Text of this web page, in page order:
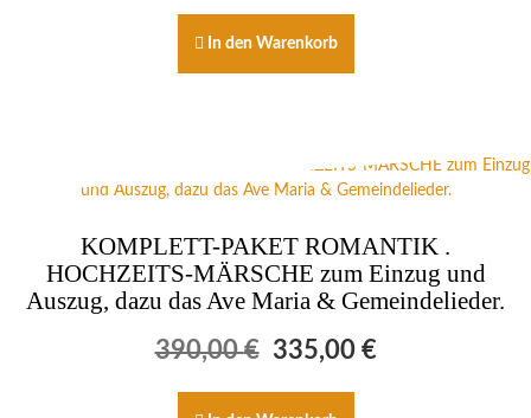
In den Warenkorb
KOMPLETT-PAKET ROMANTIK .
HOCHZEITS-MÄRSCHE zum Einzug und
Auszug, dazu das Ave Maria & Gemeindelieder.
390,00€
Ursprünglicher
Preis
390,00 €
335,00 €Aktueller
Preis